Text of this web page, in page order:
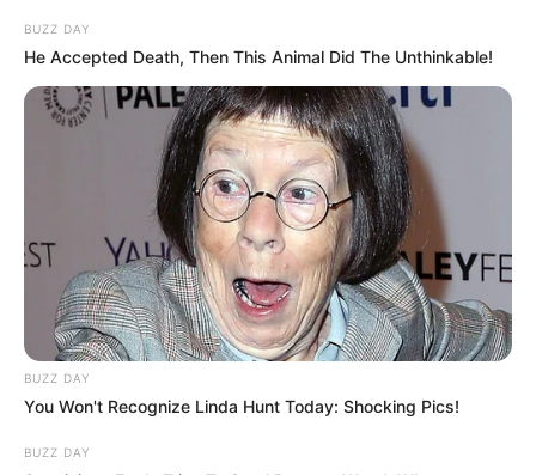
BUZZ DAY
He Accepted Death, Then This Animal Did The Unthinkable!
BUZZ DAY
You Won't Recognize Linda Hunt Today: Shocking Pics!
BUZZ DAY